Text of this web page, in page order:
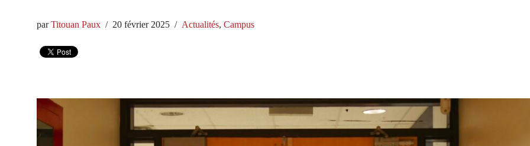
parTitouan Paux 20 février 2025 Actualités, Campus